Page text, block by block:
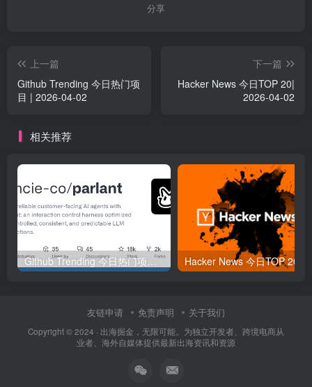
分享
上一篇
Github Trending 今日热门项
目 | 2026-04-02
下一篇
Hacker News 今日TOP 20|
2026-04-02
相关推荐
Github Trending 今日热门项目 | 2025-09-06
友链申请 免责声明 关于我们
Copyright © 2024 · 出海掘金，无限可能。为独立开发者、跨境电商从
业者、海外自媒体提供最新出海资讯和资源